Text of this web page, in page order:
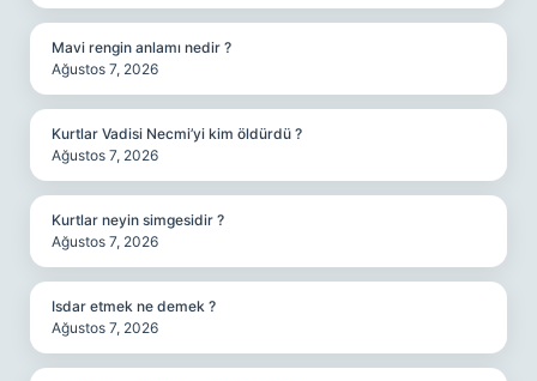
Mavi rengin anlamı nedir ?
Ağustos 7, 2026
Kurtlar Vadisi Necmi’yi kim öldürdü ?
Ağustos 7, 2026
Kurtlar neyin simgesidir ?
Ağustos 7, 2026
Isdar etmek ne demek ?
Ağustos 7, 2026